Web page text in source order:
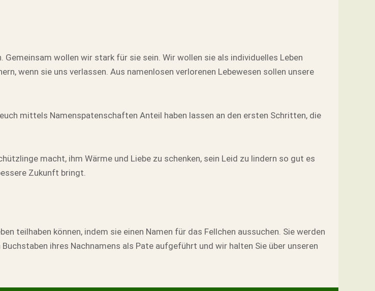
wollen wir stark für sie sein. Wir wollen sie als individuelles Leben
wenn sie uns verlassen. Aus namenlosen verlorenen Lebewesen sollen unsere
mittels Namenspatenschaften Anteil haben lassen an den ersten Schritten, die
macht, ihm Wärme und Liebe zu schenken, sein Leid zu lindern so gut es
Zukunft bringt.
teilhaben können, indem sie einen Namen für das Fellchen aussuchen. Sie werden
ihres Nachnamens als Pate aufgeführt und wir halten Sie über unseren